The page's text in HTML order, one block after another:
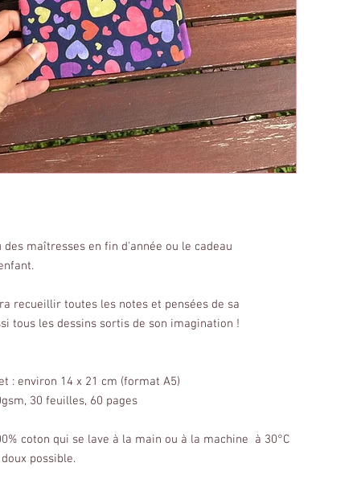
des maîtresses en fin d'année ou le cadeau
recueillir toutes les notes et pensées de sa
tous les dessins sortis de son imagination !
: environ 14 x 21 cm (format A5)
30 feuilles, 60 pages
coton qui se lave à la main ou à la machine à 30°C
doux possible.